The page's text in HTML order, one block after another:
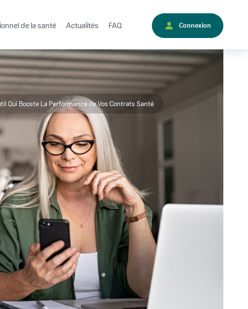
de la santé Actualités FAQ Connexion
Qui Booste La Performance de Vos Contrats Santé